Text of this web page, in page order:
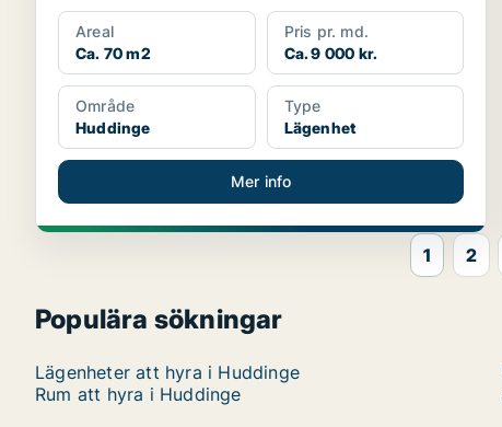
Areal
Ca. 70 m2
Pris pr. md.
Ca. 9 000 kr.
Område
Huddinge
Type
Lägenhet
Mer info
1 2
Populära sökningar
Lägenheter att hyra i Huddinge
Rum att hyra i Huddinge